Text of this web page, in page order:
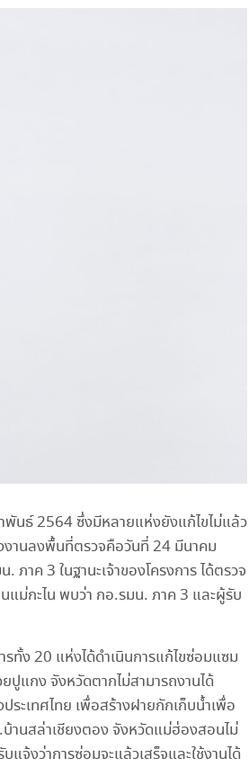
นธ์ 2564 ซึ่งมีหลายแห่งยังแก้ไขไม่แล้ว
านลงพื้นที่ตรวจคือวันที่ 24 มีนาคม
ค 3 ในฐานะเจ้าของโครงการ ได้ตรวจ
ม่กะไน พบว่า กอ.รมน. ภาค 3 และผู้รับ
ทั้ง 20 แห่งได้ดำเนินการแก้ไขซ่อมแซม
ปูแกง จังหวัดตากไม่สามารถงานได้
ะเทศไทย เพื่อสร้างฝายกักเก็บน้ำเพื่อ
บ้านสล่าเชียงตอง จังหวัดแม่ฮ่องสอนไม่
จ้งว่าการซ่อมจะแล้วเสร็จและใช้งานได้